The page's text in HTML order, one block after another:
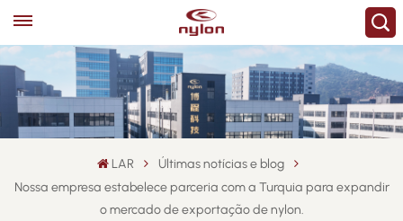
LAR
Últimas notícias e blog
Nossa empresa estabelece parceria com a Turquia para expandir
o mercado de exportação de nylon.